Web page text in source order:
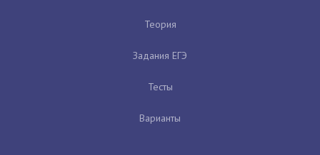
Теория
Задания ЕГЭ
Тесты
Варианты